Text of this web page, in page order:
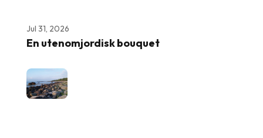
Jul 31, 2026
En utenomjordisk bouquet